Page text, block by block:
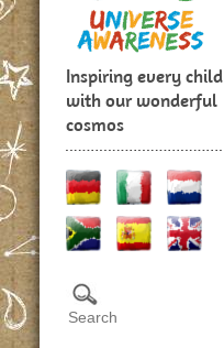
Inspiring every child
with our wonderful
cosmos